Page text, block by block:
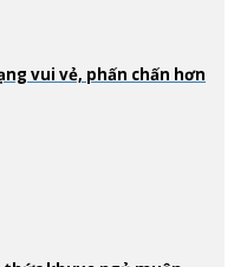
vui vẻ, phấn chấn hơn